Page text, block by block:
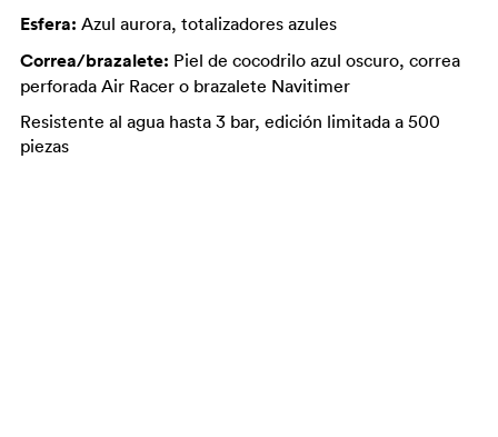
Esfera: Azul aurora, totalizadores azules
Correa/brazalete: Piel de cocodrilo azul oscuro, correa
perforada Air Racer o brazalete Navitimer
Resistente al agua hasta 3 bar, edición limitada a 500
piezas